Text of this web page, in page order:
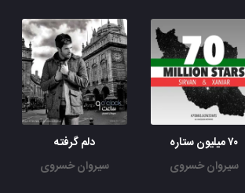
۷۰ میلیون ستاره
سیروان خسروی
دلم گرفته
سیروان خسروی